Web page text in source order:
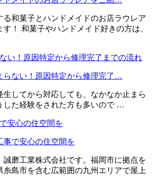
る和菓子とハンドメイドのお店ラウレア
す！ 和菓子やハンドメイド好きの方は、
らない！原因特定から修理完了…
生してから対応しても、なかなか止まら
た経験をされた方も多いので …
事で安心の住空間を
誠磨工業株式会社です。福岡市に拠点を
糸島市を含む広範囲の九州エリアで屋上